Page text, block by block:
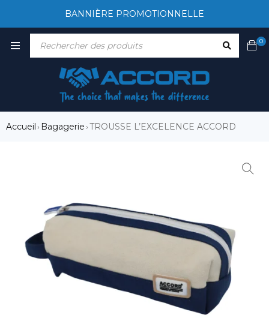
BANNIÈRE PROMOTIONNELLE
0
Accueil› Bagagerie›TROUSSE L’EXCELENCE ACCORD